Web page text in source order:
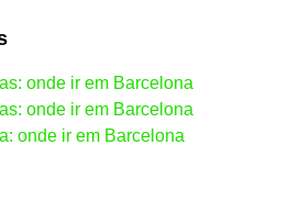
onde ir em Barcelona
onde ir em Barcelona
onde ir em Barcelona